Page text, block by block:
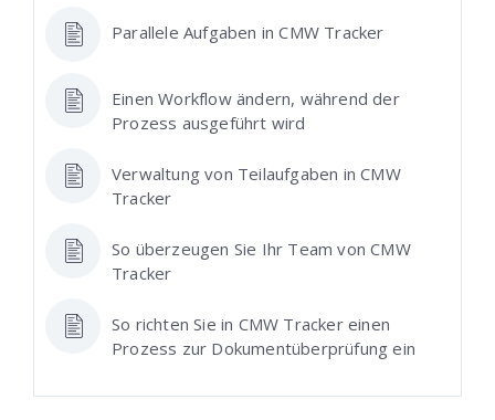
Parallele Aufgaben in CMW Tracker
Einen Workflow ändern, während der
Prozess ausgeführt wird
Verwaltung von Teilaufgaben in CMW
Tracker
So überzeugen Sie Ihr Team von CMW
Tracker
So richten Sie in CMW Tracker einen
Prozess zur Dokumentüberprüfung ein